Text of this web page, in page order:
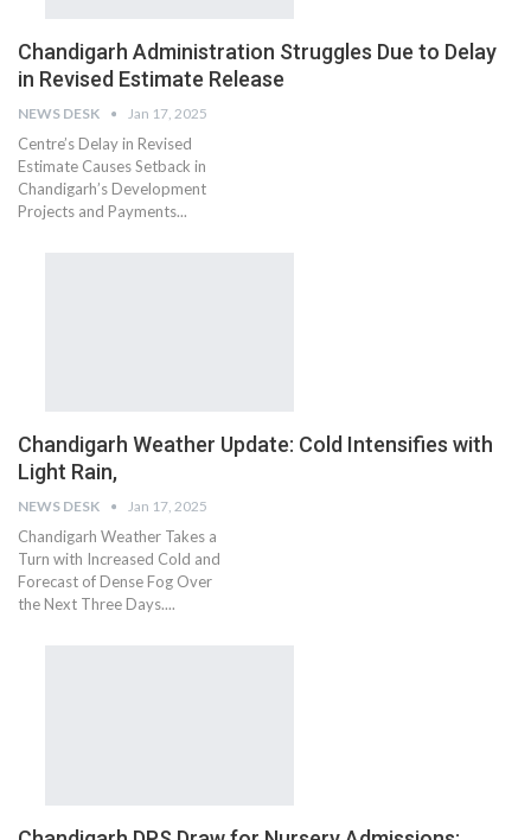
Chandigarh Administration Struggles Due to Delay
in Revised Estimate Release
NEWS DESK Jan 17, 2025
Centre’s Delay in Revised
Estimate Causes Setback in
Chandigarh’s Development
Projects and Payments...
Chandigarh Weather Update: Cold Intensifies with
Light Rain,
NEWS DESK Jan 17, 2025
Chandigarh Weather Takes a
Turn with Increased Cold and
Forecast of Dense Fog Over
the Next Three Days....